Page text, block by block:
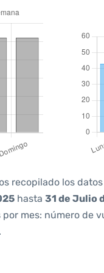
recopilado los
hasta 31 de Julio
mes: número de